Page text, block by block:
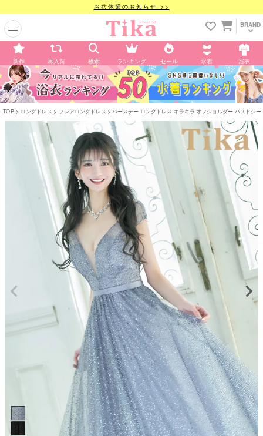
お盆休業のお知らせ >>
BRAND
新作 再入荷 検索 ランキング セール 水着 浴衣
TOP ロングドレス フレアロングドレス バースデー ロングドレス キラキラ オフショルダー バストシ